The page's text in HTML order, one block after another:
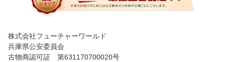
株式会社フューチャーワールド
兵庫県公安委員会
古物商認可証 第631170700020号